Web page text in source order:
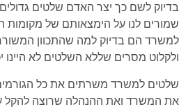
בדיוק לשם כך יצר האדם שלטים גדולים
שמורים לנו על הימצאותם של מקומות
למשרד הם בדיוק למה שהתכוון
ולקלוט מסרים שללא השלטים לא היינו
שלטים למשרד משרתים את כל
את המשרד ואת ההנהלה שרוצה להקל